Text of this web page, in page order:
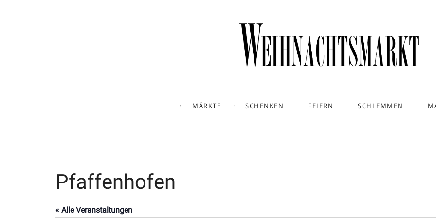
MÄRKTE SCHENKEN FEIERN SCHLEMMEN
Pfaffenhofen
« Alle Veranstaltungen